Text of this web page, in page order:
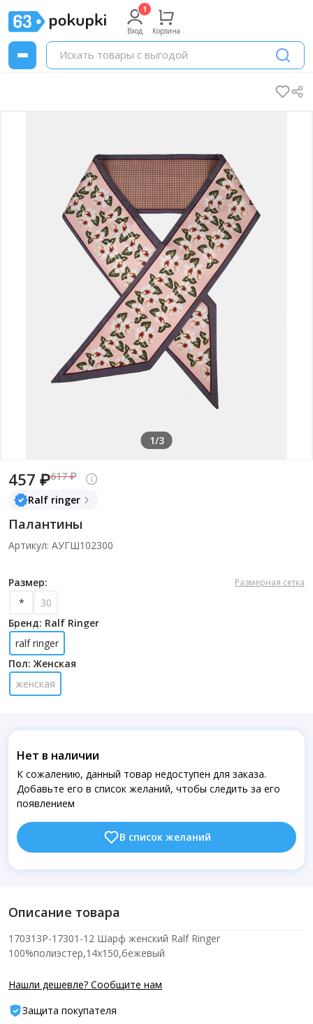
Вход Корзина
1/3
457 ₽617 ₽
Ralf ringer
Палантины
Артикул: АУГШ102300
Размер: Размерная сетка
*
30
Бренд: Ralf Ringer
ralf ringer
Пол: Женская
женская
Нет в наличии
К сожалению, данный товар недоступен для заказа.
Добавьте его в список желаний, чтобы следить за его
появлением
В список желаний
Описание товара
170313P-17301-12 Шарф женский Ralf Ringer
100%полиэстер,14x150,бежевый
Нашли дешевле? Сообщите нам
Защита покупателя